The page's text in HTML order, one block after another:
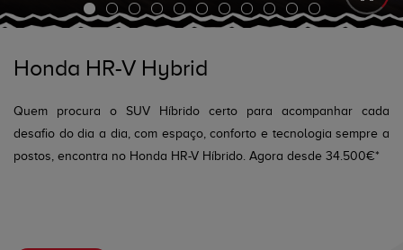
Honda HR-V Hybrid
Quem procura o SUV Híbrido certo para acompanhar cada
desafio do dia a dia, com espaço, conforto e tecnologia sempre a
postos, encontra no Honda HR-V Híbrido. Agora desde 34.500€*